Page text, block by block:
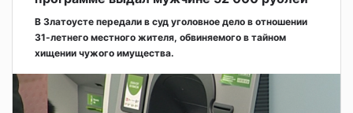
В Златоусте передали в суд уголовное дело в отношении
31-летнего местного жителя, обвиняемого в тайном
хищении чужого имущества.